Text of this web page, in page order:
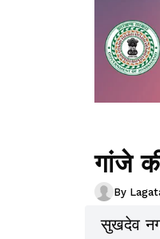
गांजे
By
सुखदेव